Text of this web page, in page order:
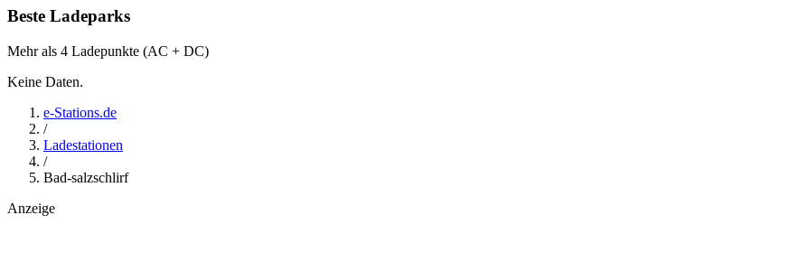
Beste Ladeparks
Mehr als 4 Ladepunkte (AC + DC)
Keine Daten.
e-Stations.de
/
Ladestationen
/
Bad-salzschlirf
Anzeige